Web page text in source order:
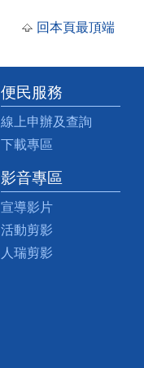
回本頁最頂端
便民服務
線上申辦及查詢
下載專區
影音專區
宣導影片
活動剪影
人瑞剪影